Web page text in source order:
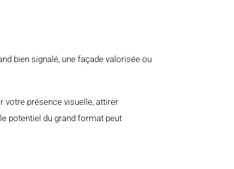
bien signalé, une façade valorisée ou
votre présence visuelle, attirer
potentiel du grand format peut